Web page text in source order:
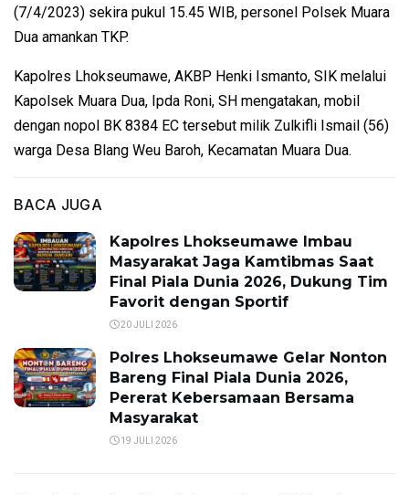
(7/4/2023) sekira pukul 15.45 WIB, personel Polsek Muara
Dua amankan TKP.
Kapolres Lhokseumawe, AKBP Henki Ismanto, SIK melalui
Kapolsek Muara Dua, Ipda Roni, SH mengatakan, mobil
dengan nopol BK 8384 EC tersebut milik Zulkifli Ismail (56)
warga Desa Blang Weu Baroh, Kecamatan Muara Dua.
BACA JUGA
Kapolres Lhokseumawe Imbau
Masyarakat Jaga Kamtibmas Saat
Final Piala Dunia 2026, Dukung Tim
Favorit dengan Sportif
20 JULI 2026
Polres Lhokseumawe Gelar Nonton
Bareng Final Piala Dunia 2026,
Pererat Kebersamaan Bersama
Masyarakat
19 JULI 2026